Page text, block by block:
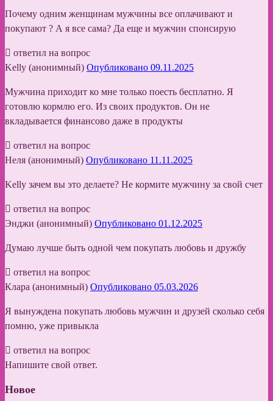
Почему одним женщинам мужчины все оплачивают и
покупают ? А я все сама? Да еще и мужчин спонсирую
ответил на вопрос
Kelly (анонимный) Опубликовано 09.11.2025
Мужчина приходит ко мне только поесть бесплатно. Я
готовлю кормлю его. Из своих продуктов. Он не
вкладывается финансово даже в продукты
ответил на вопрос
Неля (анонимный) Опубликовано 11.11.2025
Kelly зачем вы это делаете? Не кормите мужчину за свой счет
ответил на вопрос
Энджи (анонимный) Опубликовано 01.12.2025
Думаю лучше быть одной чем покупать любовь и дружбу
ответил на вопрос
Клара (анонимный) Опубликовано 05.03.2026
Я вынуждена покупать любовь мужчин и друзей сколько себя
помню, уже привыкла
ответил на вопрос
Напишите свой ответ.
Новое